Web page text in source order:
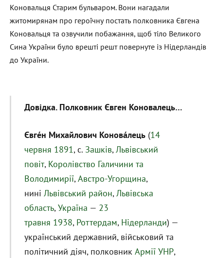
Коновальця Старим бульваром. Вони нагадали
житомирянам про героїчну постать полковника Євгена
Коновальця та озвучили побажання, щоб тіло Великого
Сина України було врешті решт повернуте із Нідерландів
до України.
Довідка. Полковник Євген Коновалець…
Євге́н Михайлович Конова́лець(14
червня 1891, с. Зашків,Львівський
повіт, Королівство Галичини та
Володимирії,Австро-Угорщина,
нині Львівський район,Львівська
область,Україна — 23
травня 1938, Роттердам, Нідерланди) —
український державний, військовий та
політичний діяч, полковник Армії УНР,